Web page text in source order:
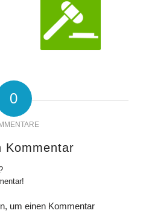
0
Kommentar
um einen Kommentar